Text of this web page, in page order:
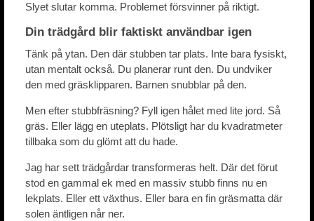
Slyet slutar komma. Problemet försvinner på riktigt.
Din trädgård blir faktiskt användbar igen
Tänk på ytan. Den där stubben tar plats. Inte bara fysiskt,
utan mentalt också. Du planerar runt den. Du undviker
den med gräsklipparen. Barnen snubblar på den.
Men efter stubbfräsning? Fyll igen hålet med lite jord. Så
gräs. Eller lägg en uteplats. Plötsligt har du kvadratmeter
tillbaka som du glömt att du hade.
Jag har sett trädgårdar transformeras helt. Där det förut
stod en gammal ek med en massiv stubb finns nu en
lekplats. Eller ett växthus. Eller bara en fin gräsmatta där
solen äntligen når ner.